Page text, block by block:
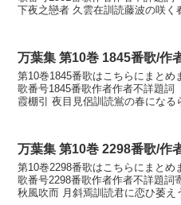
下夜之戀者 久雲在訓読藤波の咲
万葉集 第10巻 1845番歌/作
第10巻1845番歌はこちらにまとめ
歌番号1845番歌作者作者不詳題詞
霞棚引 夜目見侶訓読鴬の春にな
万葉集 第10巻 2298番歌/作
第10巻2298番歌はこちらにまとめ
歌番号2298番歌作者作者不詳題詞
秋風吹而 月斜焉訓読君に恋ひ萎